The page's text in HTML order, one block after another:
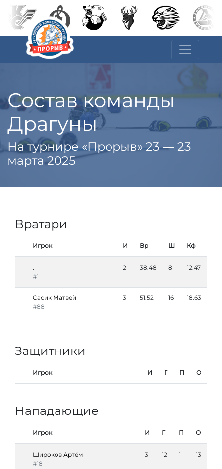
Состав команды
Драгуны
На турнире «Прорыв» 23 — 23
марта 2025
Вратари
Игрок И Вр Ш Кф
.
#1
2 38.48 8 12.47
Сасик Матвей
#88
3 51.52 16 18.63
Защитники
Игрок И Г П О
Нападающие
Игрок И Г П О
Широков Артём
#18
3 12 1 13